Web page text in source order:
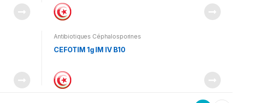
Antibiotiques Céphalosporines
CEFOTIM 1g IM IV B10